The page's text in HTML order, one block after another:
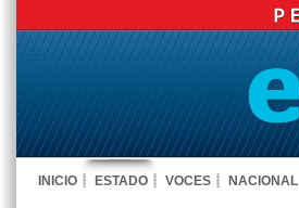
INICIO ESTADO VOCES NACIONAL